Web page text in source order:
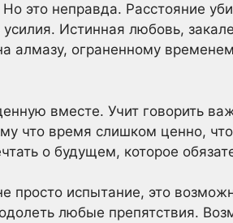
это неправда. Расстояние
Истинная любовь,
алмазу, ограненному
вместе. Учит говорить
что время слишком ценно,
о будущем, которое
просто испытание, это
любые препятствия.